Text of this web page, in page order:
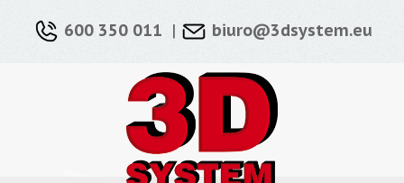
600 350 011 | biuro@3dsystem.eu